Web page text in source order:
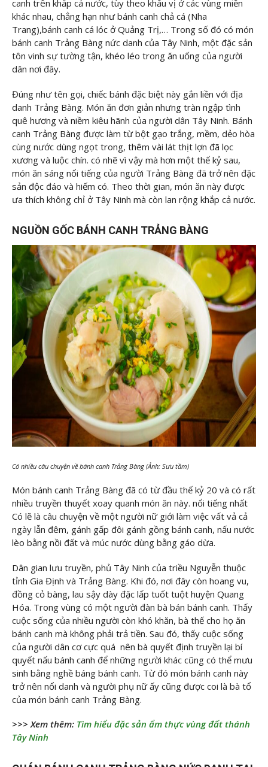
canh trên khắp cả nước, tùy theo khẩu vị ở các vùng miền
khác nhau, chẳng hạn như bánh canh chả cá (Nha
Trang),bánh canh cá lóc ở Quảng Trị,… Trong số đó có món
bánh canh Trảng Bàng nức danh của Tây Ninh, một đặc sản
tôn vinh sự tường tận, khéo léo trong ăn uống của người
dân nơi đây.
Đúng như tên gọi, chiếc bánh đặc biệt này gắn liền với địa
danh Trảng Bàng. Món ăn đơn giản nhưng tràn ngập tình
quê hương và niềm kiêu hãnh của người dân Tây Ninh. Bánh
canh Trảng Bàng được làm từ bột gạo trắng, mềm, dẻo hòa
cùng nước dùng ngọt trong, thêm vài lát thịt lợn đã lọc
xương và luộc chín. có nhẽ vì vậy mà hơn một thế kỷ sau,
món ăn sáng nổi tiếng của người Trảng Bàng đã trở nên đặc
sản độc đáo và hiếm có. Theo thời gian, món ăn này được
ưa thích không chỉ ở Tây Ninh mà còn lan rộng khắp cả nước.
NGUỒN GỐC BÁNH CANH TRẢNG BÀNG
Có nhiều câu chuyện về bánh canh Trảng Bàng (Ảnh: Sưu tầm)
Món bánh canh Trảng Bàng đã có từ đầu thế kỷ 20 và có rất
nhiều truyền thuyết xoay quanh món ăn này. nổi tiếng nhất
Có lẽ là câu chuyện về một người nữ giới làm việc vất vả cả
ngày lẫn đêm, gánh gấp đôi gánh gồng bánh canh, nấu nước
lèo bằng nồi đất và múc nước dùng bằng gáo dừa.
Dân gian lưu truyền, phủ Tây Ninh của triều Nguyễn thuộc
tỉnh Gia Định và Trảng Bàng. Khi đó, nơi đây còn hoang vu,
đồng cỏ bàng, lau sậy dày đặc lấp tuốt tuột huyện Quang
Hóa. Trong vùng có một người đàn bà bán bánh canh. Thấy
cuộc sống của nhiều người còn khó khăn, bà thế cho họ ăn
bánh canh mà không phải trả tiền. Sau đó, thấy cuộc sống
của người dân cơ cực quá nên bà quyết định truyền lại bí
quyết nấu bánh canh để những người khác cũng có thể mưu
sinh bằng nghề báng bánh canh. Từ đó món bánh canh này
trở nên nổi danh và người phụ nữ ấy cũng được coi là bà tổ
của món bánh canh Trảng Bàng.
>>> Xem thêm: Tìm hiểu đặc sản ẩm thực vùng đất thánh
Tây Ninh